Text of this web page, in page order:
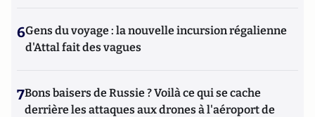
6Gens du voyage : la nouvelle incursion régalienne
d'Attal fait des vagues
7Bons baisers de Russie ? Voilà ce qui se cache
derrière les attaques aux drones à l'aéroport de